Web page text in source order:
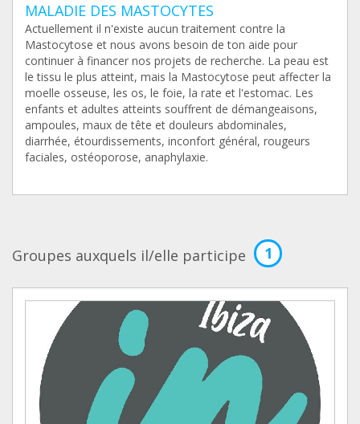
MALADIE DES MASTOCYTES
Actuellement il n'existe aucun traitement contre la
Mastocytose et nous avons besoin de ton aide pour
continuer à financer nos projets de recherche. La peau est
le tissu le plus atteint, mais la Mastocytose peut affecter la
moelle osseuse, les os, le foie, la rate et l'estomac. Les
enfants et adultes atteints souffrent de démangeaisons,
ampoules, maux de tête et douleurs abdominales,
diarrhée, étourdissements, inconfort général, rougeurs
faciales, ostéoporose, anaphylaxie.
Groupes auxquels il/elle participe 1